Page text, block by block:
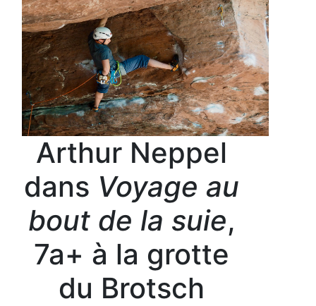
Arthur Neppel
dans Voyage au
bout de la suie,
7a+ à la grotte
du Brotsch